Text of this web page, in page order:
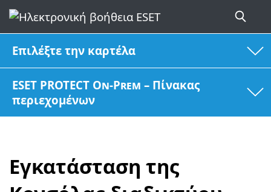
Επιλέξτε την καρτέλα
ESET PROTECT On-Prem – Πίνακας
περιεχομένων
Εγκατάσταση της